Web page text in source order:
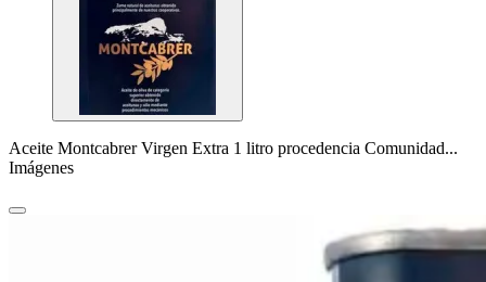
Aceite Montcabrer Virgen Extra 1 litro procedencia Comunidad...
Imágenes